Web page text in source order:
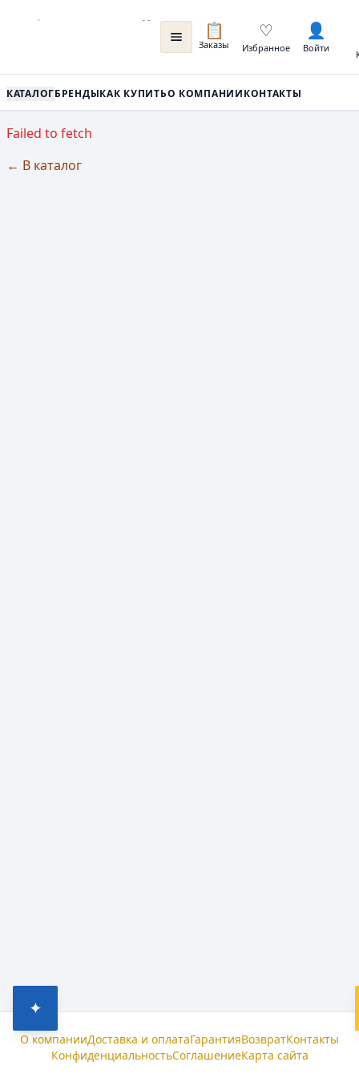
📋
Заказы
♡
Избранное
👤
Войти
КАТАЛОГБРЕНДЫКАК КУПИТЬО КОМПАНИИКОНТАКТЫ
Failed to fetch
← В каталог
✦
О компанииДоставка и оплатаГарантияВозвратКонтакты
КонфиденциальностьСоглашениеКарта сайта